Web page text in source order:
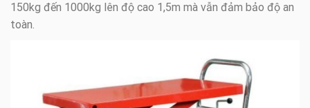
150kg đến 1000kg lên độ cao 1,5m mà vẫn đảm bảo độ an
toàn.